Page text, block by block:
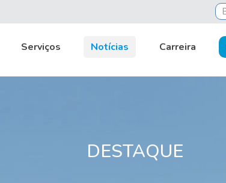
Serviços Notícias Carreira
DESTAQUE